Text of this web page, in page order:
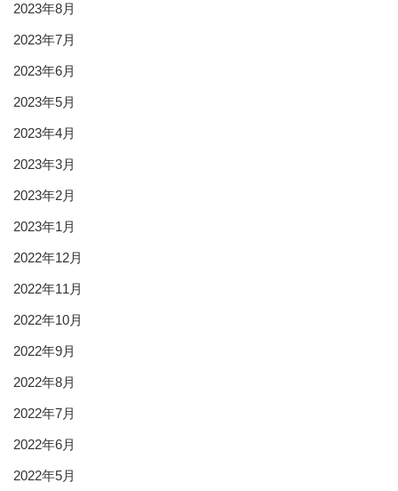
2023年8月
2023年7月
2023年6月
2023年5月
2023年4月
2023年3月
2023年2月
2023年1月
2022年12月
2022年11月
2022年10月
2022年9月
2022年8月
2022年7月
2022年6月
2022年5月